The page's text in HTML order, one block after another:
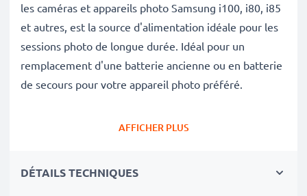
les caméras et appareils photo Samsung i100, i80, i85
et autres, est la source d'alimentation idéale pour les
sessions photo de longue durée. Idéal pour un
remplacement d'une batterie ancienne ou en batterie
de secours pour votre appareil photo préféré.
Avec cette batterie neuve de substitution CELLONIC,
AFFICHER PLUS
DÉTAILS TECHNIQUES